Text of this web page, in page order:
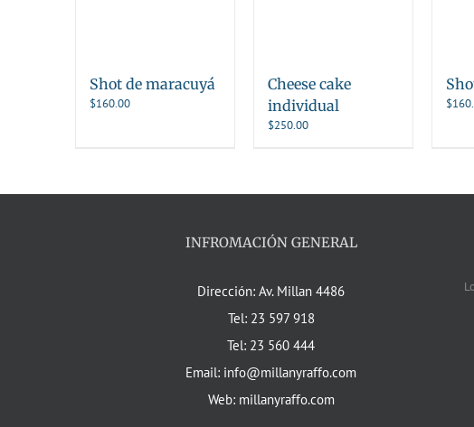
Shot de maracuyá
$160.00
Cheese cake
individual
$250.00
$
INFROMACIÓN GENERAL
Dirección: Av. Millan 4486
Tel: 23 597 918
Tel: 23 560 444
Email: info@millanyraffo.com
Web: millanyraffo.com